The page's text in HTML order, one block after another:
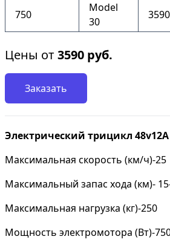
750
Model
30
3590
Цены от3590 руб.
Заказать
Электрический трицикл
Максимальная скорость (км/ч)-25
Максимальный запас хода (км)-
Максимальная нагрузка (кг)-250
Мощность электромотора (Вт)-